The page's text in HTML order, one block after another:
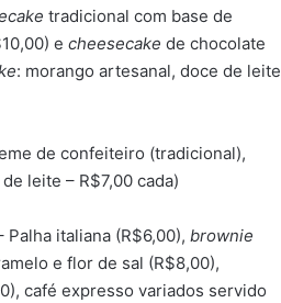
tradicional com base de
e cheesecake de chocolate
: morango artesanal, doce de leite
de confeiteiro (tradicional),
leite – R$7,00 cada)
Palha italiana (R$6,00), brownie
e flor de sal (R$8,00),
café expresso variados servido